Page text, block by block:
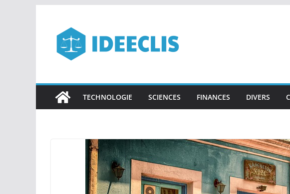
contenu
TECHNOLOGIE SCIENCES FINANCES DIVERS